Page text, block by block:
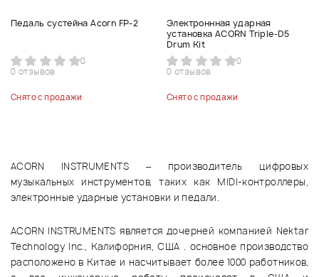
Педаль сустейна Acorn FP-2
0
0 отзывов
Снято с продажи
Электроннная ударная
установка ACORN Triple-D5
Drum Kit
0
0 отзывов
Снято с продажи
ACORN INSTRUMENTS – производитель цифровых
музыкальных инструментов, таких как MIDI-контроллеры,
электронные ударные установки и педали.
ACORN INSTRUMENTS является дочерней компанией Nektar
Technology Inc., Калифорния, США . основное производство
расположено в Китае и насчитывает более 1000 работников,